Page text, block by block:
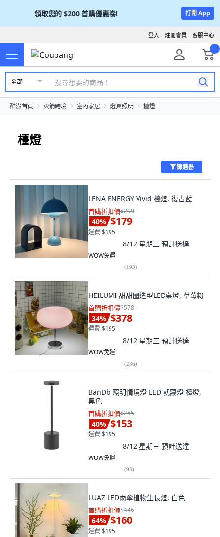
領取您的 $200 首購優惠卷! 打開 App
客服中心
註冊會員
登入
全部
酷澎首頁 火箭跨境 室內家居 燈具照明 檯燈
檯燈
篩選器
LENA ENERGY Vivid 檯燈, 復古藍
首購折扣價$299
40% $179
運費 $195
8/12 星期三 預計送達
WOW免運
(193)
HEILUMI 甜甜圈造型LED桌燈, 草莓粉
首購折扣價$578
34% $378
運費 $195
8/12 星期三 預計送達
WOW免運
(236)
BanDb 照明情境燈 LED 就寢燈 檯燈,
黑色
首購折扣價$255
40% $153
運費 $195
8/12 星期三 預計送達
WOW免運
(93)
LUAZ LED雨傘植物生長燈, 白色
首購折扣價$446
64% $160
運費 $195